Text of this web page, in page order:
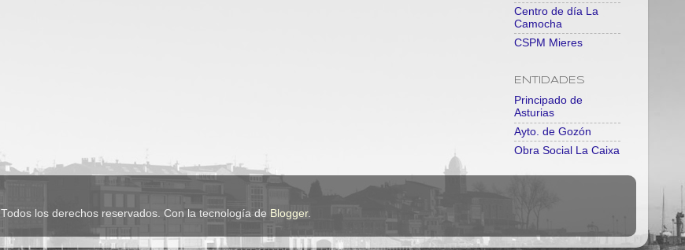
Centro de día La
Camocha
CSPM Mieres
ENTIDADES
Principado de
Asturias
Ayto. de Gozón
Obra Social La Caixa
Todos los derechos reservados. Con la tecnología de Blogger.